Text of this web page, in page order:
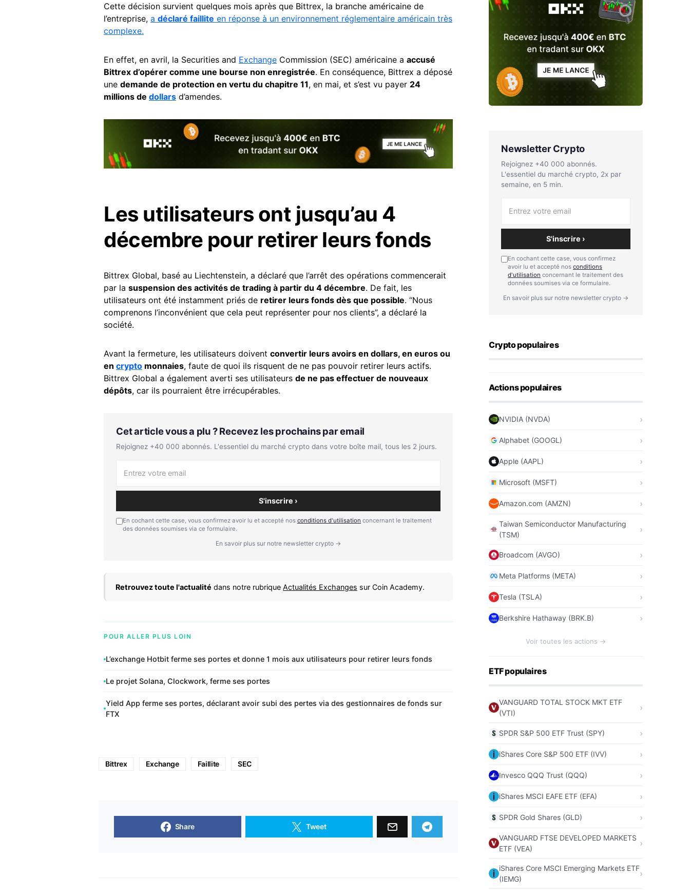
Cette décision survient quelques mois après que Bittrex, la branche américaine de
l’entreprise, a déclaré faillite en réponse à un environnement réglementaire américain très
complexe.
En effet, en avril, la Securities and Exchange Commission (SEC) américaine a accusé
Bittrex d’opérer comme une bourse non enregistrée. En conséquence, Bittrex a déposé
une demande de protection en vertu du chapitre 11, en mai, et s’est vu payer 24
millions de dollars d’amendes.
Les utilisateurs ont jusqu’au 4
décembre pour retirer leurs fonds
Bittrex Global, basé au Liechtenstein, a déclaré que l’arrêt des opérations commencerait
par la suspension des activités de trading à partir du 4 décembre. De fait, les
utilisateurs ont été instamment priés de retirer leurs fonds dès que possible. “Nous
comprenons l’inconvénient que cela peut représenter pour nos clients”, a déclaré la
société.
Avant la fermeture, les utilisateurs doivent convertir leurs avoirs en dollars, en euros ou
en crypto monnaies, faute de quoi ils risquent de ne pas pouvoir retirer leurs actifs.
Bittrex Global a également averti ses utilisateurs de ne pas effectuer de nouveaux
dépôts, car ils pourraient être irrécupérables.
Cet article vous a plu ? Recevez les prochains par email
Rejoignez +40 000 abonnés. L'essentiel du marché crypto dans votre boîte mail, tous les 2 jours.
S'inscrire ›
En cochant cette case, vous confirmez avoir lu et accepté nos conditions d'utilisation concernant le traitement
des données soumises via ce formulaire.
En savoir plus sur notre newsletter crypto →
Retrouvez toute l'actualité dans notre rubrique Actualités Exchanges sur Coin Academy.
POUR ALLER PLUS LOIN
L’exchange Hotbit ferme ses portes et donne 1 mois aux utilisateurs pour retirer leurs fonds
Le projet Solana, Clockwork, ferme ses portes
Yield App ferme ses portes, déclarant avoir subi des pertes via des gestionnaires de fonds sur
FTX
Bittrex Exchange Faillite SEC
Share Tweet
Newsletter Crypto
Rejoignez +40 000 abonnés.
L'essentiel du marché crypto, 2x par
semaine, en 5 min.
S'inscrire ›
En cochant cette case, vous confirmez
avoir lu et accepté nos conditions
d'utilisation concernant le traitement des
données soumises via ce formulaire.
En savoir plus sur notre newsletter crypto →
Crypto populaires
Actions populaires
NVIDIA (NVDA)
Alphabet (GOOGL)
Apple (AAPL)
Microsoft (MSFT)
Amazon.com (AMZN)
Taiwan Semiconductor Manufacturing
(TSM)
Broadcom (AVGO)
Meta Platforms (META)
Tesla (TSLA)
Berkshire Hathaway (BRK.B)
Voir toutes les actions →
ETF populaires
VANGUARD TOTAL STOCK MKT ETF
(VTI)
SPDR S&P 500 ETF Trust (SPY)
iShares Core S&P 500 ETF (IVV)
Invesco QQQ Trust (QQQ)
iShares MSCI EAFE ETF (EFA)
SPDR Gold Shares (GLD)
VANGUARD FTSE DEVELOPED MARKETS
ETF (VEA)
iShares Core MSCI Emerging Markets ETF
(IEMG)